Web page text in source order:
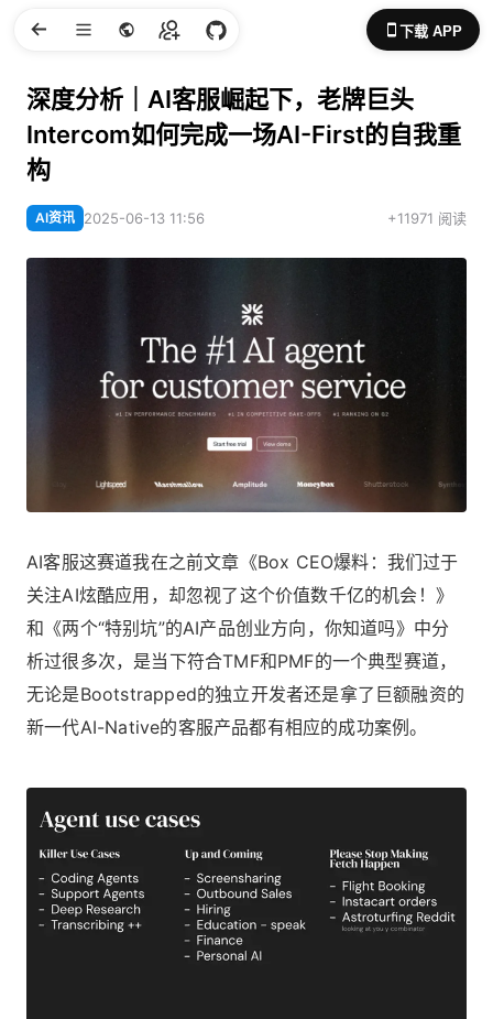
下载 APP
深度分析｜AI客服崛起下，老牌巨头
Intercom如何完成一场AI-First的自我重
构
AI资讯 2025-06-13 11:56 +11971 阅读
AI客服这赛道我在之前文章《Box CEO爆料：我们过于
关注AI炫酷应用，却忽视了这个价值数千亿的机会！ 》
和《两个“特别坑”的AI产品创业方向，你知道吗》中分
析过很多次，是当下符合TMF和PMF的一个典型赛道，
无论是Bootstrapped的独立开发者还是拿了巨额融资的
新一代AI-Native的客服产品都有相应的成功案例。